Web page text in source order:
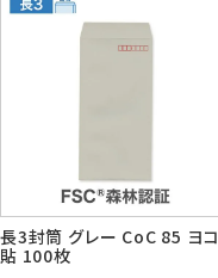
長3封筒 グレー CoC 85 ヨコ
貼 100枚